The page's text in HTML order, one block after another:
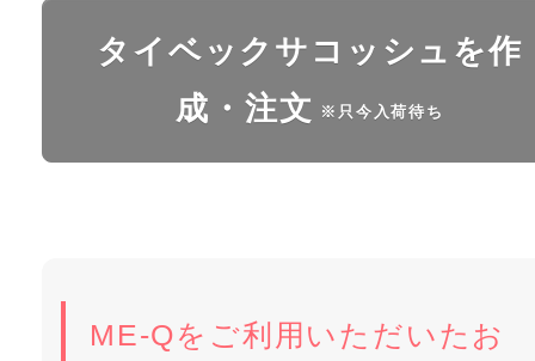
タイベックサコッシュを作
成・注文
ME-Qをご利用いただいたお